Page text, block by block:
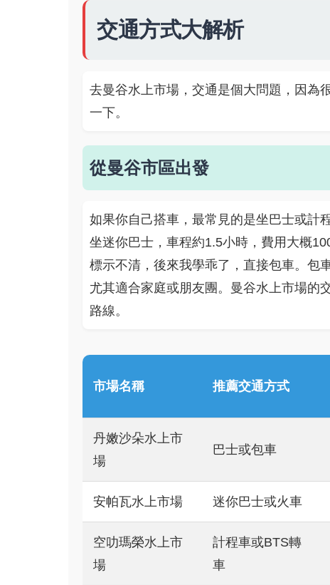
交通方式大解析
去曼谷水上市場，交通是個大問題，因為
一下。
從曼谷市區出發
如果你自己搭車，最常見的是坐巴士或計
坐迷你巴士，車程約1.5小時，費用大概
標示不清，後來我學乖了，直接包車。包
尤其適合家庭或朋友團。曼谷水上市場的
路線。
市場名稱 推薦交通方式
丹嫩沙朵水上市
場
巴士或包車
安帕瓦水上市場 迷你巴士或火車
空叻瑪榮水上市
場
計程車或BTS轉
車